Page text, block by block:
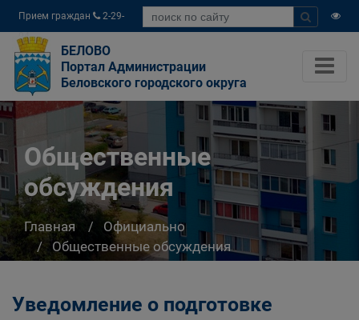
Прием граждан
2-29-
04
БЕЛОВО
Портал Администрации
Беловского городского округа
Общественные
обсуждения
Главная
Официально
Общественные обсуждения
Уведомление о подготовке